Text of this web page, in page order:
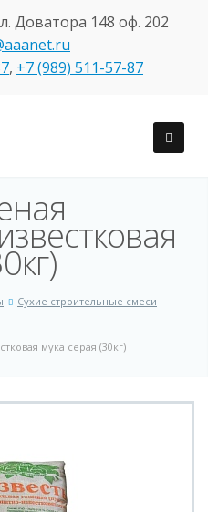
Доватора 148 оф. 202
, +7 (989) 511-57-87
Сухие строительные смеси
мука серая (30кг)